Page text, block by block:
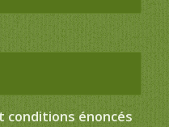
conditions énoncés